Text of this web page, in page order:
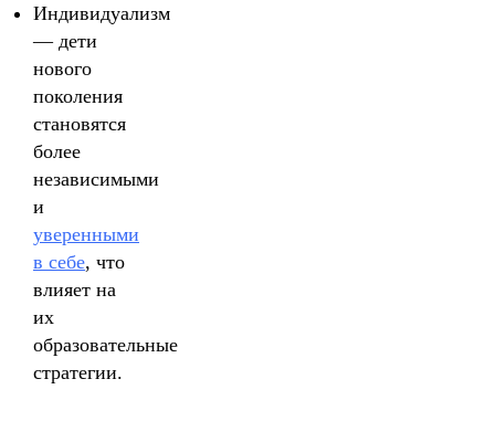
Индивидуализм
— дети
нового
поколения
становятся
более
независимыми
и
уверенными
в себе, что
влияет на
их
образовательные
стратегии.